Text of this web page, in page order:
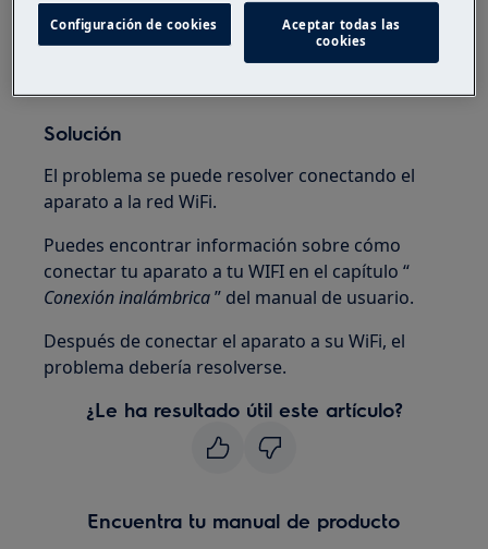
Solución
El problema se puede resolver conectando el
aparato a la red WiFi.
Puedes encontrar información sobre cómo
conectar tu aparato a tu WIFI en el capítulo “
Conexión inalámbrica” del manual de usuario.
Después de conectar el aparato a su WiFi, el
problema debería resolverse.
¿Le ha resultado útil este artículo?
Encuentra tu manual de producto
Configuración de cookies
Aceptar todas las
cookies